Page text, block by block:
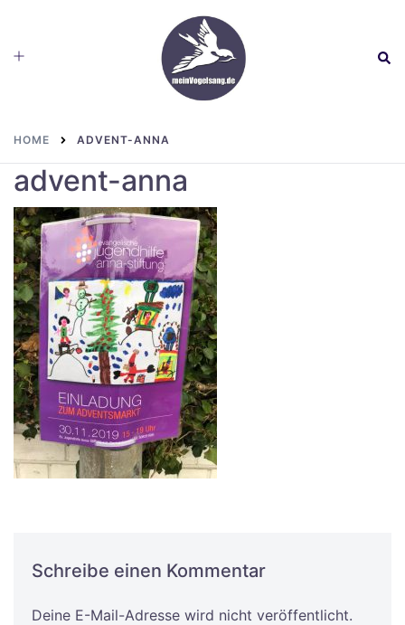
content
Toggle
HOME ADVENT-ANNA
advent-anna
Schreibe einen Kommentar
Deine E-Mail-Adresse wird nicht veröffentlicht.
Alternative: